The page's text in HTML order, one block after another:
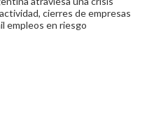
cierres de empresas
empleos en riesgo